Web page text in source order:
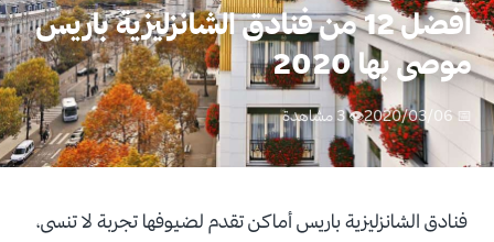
افضل 12 من فنادق الشانزليزية باريس
موصى بها 2020
📅 2020/03/06 👁 3 مشاهدة
فنادق الشانزليزية باريس أماكن تقدم لضيوفها تجربة لا تنسى،